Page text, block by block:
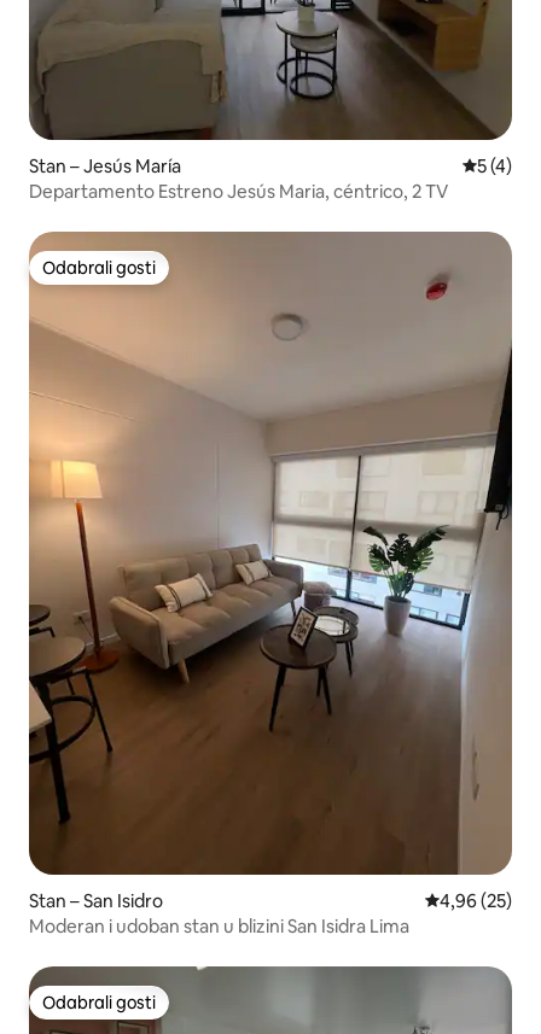
Stan – Jesús María
5 (4)
Departamento Estreno Jesús Maria, céntrico, 2 TV
Odabrali gosti
Odabrali gosti
Stan – San Isidro Prosječna
4,96 (25)
Moderan i udoban stan u blizini San Isidra Lima
Odabrali gosti
Odabrali gosti